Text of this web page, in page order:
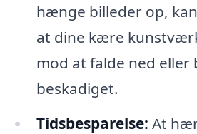
hænge billeder op,
at dine kære
mod at falde ned eller
beskadiget.
Tidsbesparelse: At